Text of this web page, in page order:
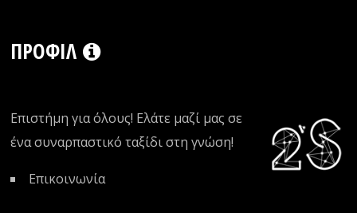
ΠΡΟΦΊΛ
Επιστήμη για όλους! Ελάτε μαζί μας σε
ένα συναρπαστικό ταξίδι στη γνώση!
Επικοινωνία